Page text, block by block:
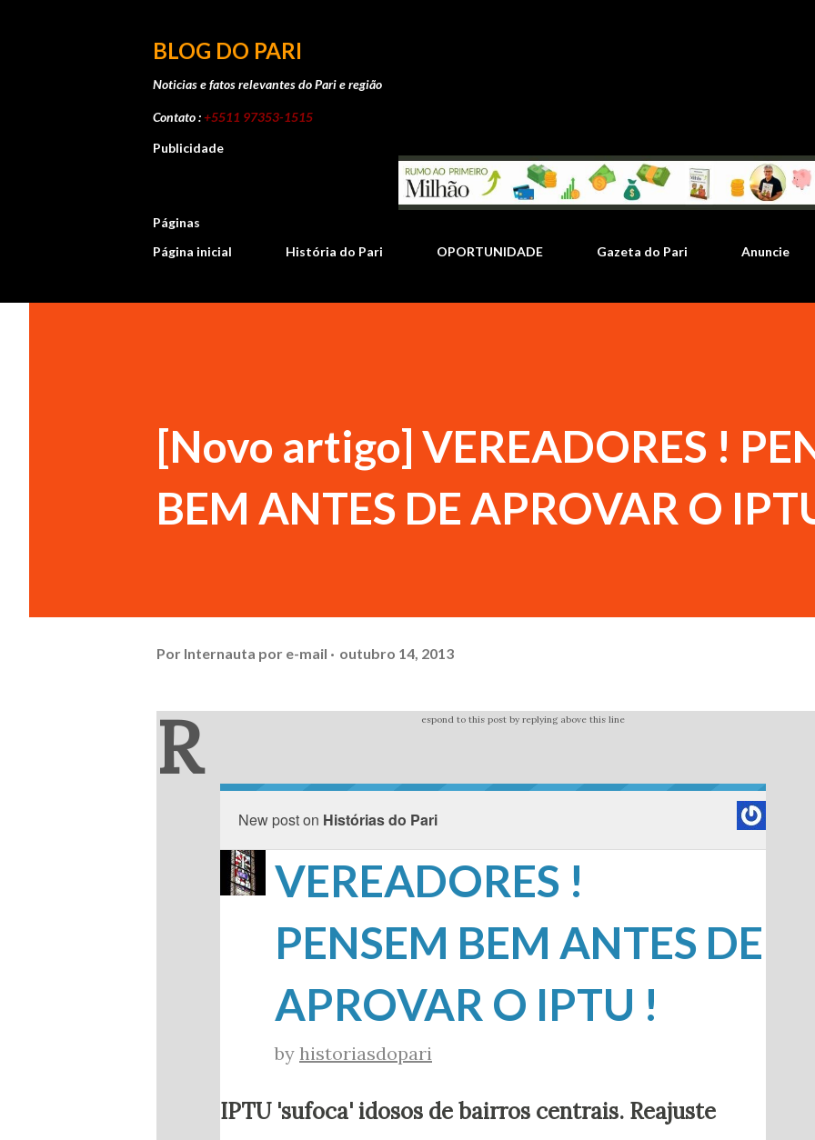
BLOG DO PARI
Noticias e fatos relevantes do Pari e região
Contato :+5511 97353-1515
Publicidade
Páginas
Página inicial
História do Pari OPORTUNIDADE Gazeta do Pari Anuncie
[Novo artigo] VEREADORES !
BEM ANTES DE APROVAR O
Por Internauta por e-mail outubro 14, 2013
R espond to this post by replying above this line
New post on Histórias do Pari
VEREADORES !
PENSEM BEM ANTES DE
APROVAR O IPTU !
by historiasdopari
IPTU 'sufoca' idosos de bairros centrais. Reajuste